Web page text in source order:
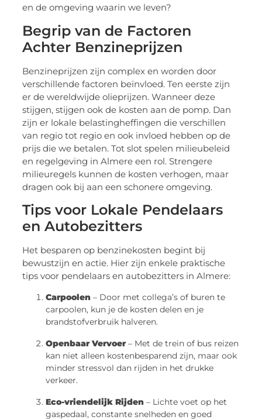
en de omgeving waarin we leven?
Begrip van de Factoren
Achter Benzineprijzen
Benzineprijzen zijn complex en worden door
verschillende factoren beïnvloed. Ten eerste zijn
er de wereldwijde olieprijzen. Wanneer deze
stijgen, stijgen ook de kosten aan de pomp. Dan
zijn er lokale belastingheffingen die verschillen
van regio tot regio en ook invloed hebben op de
prijs die we betalen. Tot slot spelen milieubeleid
en regelgeving in Almere een rol. Strengere
milieuregels kunnen de kosten verhogen, maar
dragen ook bij aan een schonere omgeving.
Tips voor Lokale Pendelaars
en Autobezitters
Het besparen op benzinekosten begint bij
bewustzijn en actie. Hier zijn enkele praktische
tips voor pendelaars en autobezitters in Almere:
Carpoolen – Door met collega’s of buren te
carpoolen, kun je de kosten delen en je
brandstofverbruik halveren.
Openbaar Vervoer– Met de trein of bus reizen
kan niet alleen kostenbesparend zijn, maar ook
minder stressvol dan rijden in het drukke
verkeer.
Eco-vriendelijk Rijden – Lichte voet op het
gaspedaal, constante snelheden en goed